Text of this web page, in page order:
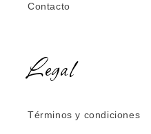
Contacto
Legal
Términos y condiciones